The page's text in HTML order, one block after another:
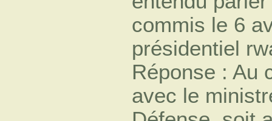
commis le 6
présidentiel
Réponse : Au
avec le